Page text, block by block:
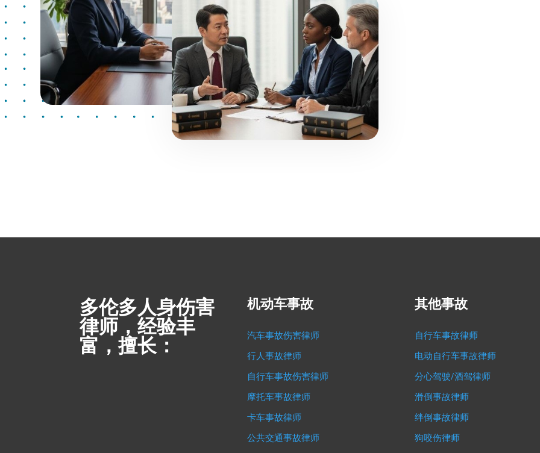
多伦多人身伤害
律师，经验丰
富，擅长：
机动车事故
汽车事故伤害律师
行人事故律师
自行车事故伤害律师
摩托车事故律师
卡车事故律师
公共交通事故律师
其他事故
自行车事故律师
电动自行车事故律师
分心驾驶/酒驾律师
滑倒事故律师
绊倒事故律师
狗咬伤律师